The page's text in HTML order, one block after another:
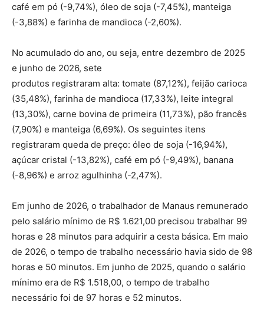
café em pó (-9,74%), óleo de soja (-7,45%), manteiga
(-3,88%) e farinha de mandioca (-2,60%).
No acumulado do ano, ou seja, entre dezembro de 2025
e junho de 2026, sete
produtos registraram alta: tomate (87,12%), feijão carioca
(35,48%), farinha de mandioca (17,33%), leite integral
(13,30%), carne bovina de primeira (11,73%), pão francês
(7,90%) e manteiga (6,69%). Os seguintes itens
registraram queda de preço: óleo de soja (-16,94%),
açúcar cristal (-13,82%), café em pó (-9,49%), banana
(-8,96%) e arroz agulhinha (-2,47%).
Em junho de 2026, o trabalhador de Manaus remunerado
pelo salário mínimo de R$ 1.621,00 precisou trabalhar 99
horas e 28 minutos para adquirir a cesta básica. Em maio
de 2026, o tempo de trabalho necessário havia sido de 98
horas e 50 minutos. Em junho de 2025, quando o salário
mínimo era de R$ 1.518,00, o tempo de trabalho
necessário foi de 97 horas e 52 minutos.